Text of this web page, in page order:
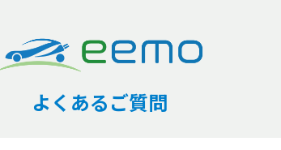
よくあるご質問